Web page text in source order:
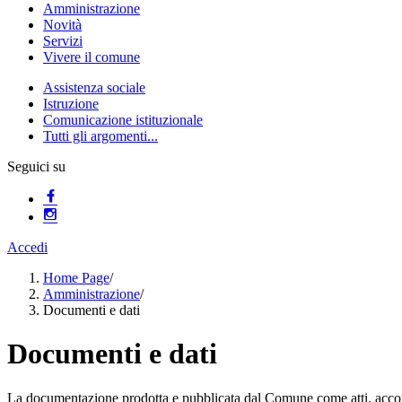
Amministrazione
Novità
Servizi
Vivere il comune
Assistenza sociale
Istruzione
Comunicazione istituzionale
Tutti gli argomenti...
Seguici su
Accedi
Home Page/
Amministrazione/
Documenti e dati
Documenti e dati
La documentazione prodotta e pubblicata dal Comune come atti,